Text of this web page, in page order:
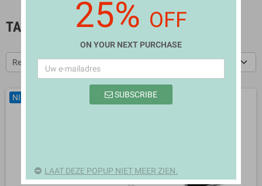
TABLETS
Relevantie
NIEUW NIEUW
25% OFF
ON YOUR NEXT PURCHASE
SUBSCRIBE
LAAT DEZE POPUP NIET MEER ZIEN.